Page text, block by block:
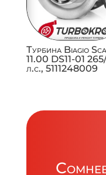
Турбина Biagio
11.00 DS11-01
л.с., 5111248009